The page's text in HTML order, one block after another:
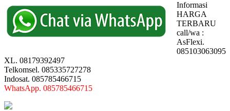
Informasi
HARGA
TERBARU
call/wa :
AsFlexi.
085103063095
XL. 08179392497
Telkomsel. 085335727278
Indosat. 085785466715
WhatsApp. 085785466715